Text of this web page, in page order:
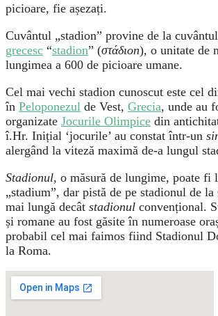
picioare, fie așezați.
Cuvântul „stadion” provine de la cuvântul
grecesc “stadion” (στάδιοn), o unitate de
lungimea a 600 de picioare umane.
Cel mai vechi stadion cunoscut este cel
în Peloponezul de Vest, Grecia, unde au
organizate Jocurile Olimpice din
î.Hr. Inițial ‘jocurile’ au constat într-un
alergând la viteză maximă de-a lungul
Stadionul, o măsură de lungime, poate fi
„stadium”, dar pistă de pe stadionul de
mai lungă decât stadionul convențional.
și romane au fost găsite în numeroase
probabil cel mai faimos fiind Stadionul
la Roma.